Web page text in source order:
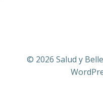
© 2026 Salud y